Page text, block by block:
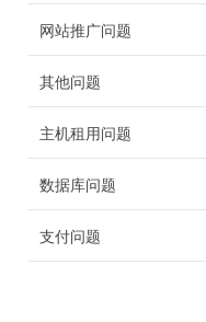
网站推广问题
其他问题
主机租用问题
数据库问题
支付问题